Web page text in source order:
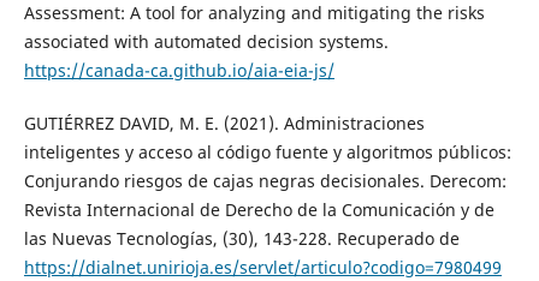
Assessment: A tool for analyzing and mitigating the risks
associated with automated decision systems.
https://canada-ca.github.io/aia-eia-js/
GUTIÉRREZ DAVID, M. E. (2021). Administraciones
inteligentes y acceso al código fuente y algoritmos públicos:
Conjurando riesgos de cajas negras decisionales. Derecom:
Revista Internacional de Derecho de la Comunicación y de
las Nuevas Tecnologías, (30), 143-228. Recuperado de
https://dialnet.unirioja.es/servlet/articulo?codigo=7980499